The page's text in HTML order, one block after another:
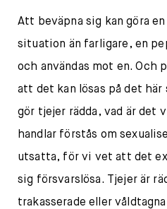
Att beväpna sig kan göra
situation än farligare, en
och användas mot en. Och
att det kan lösas på det här
gör tjejer rädda, vad är det
handlar förstås om
utsatta, för vi vet att det
sig försvarslösa. Tjejer är
trakasserade eller